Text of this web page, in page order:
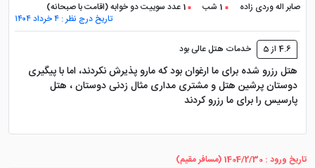
که بیانگر شخصیت های گوناگون مسافران است. اما به طور
کلی در نظرات هتل ارغوان مشهد چنین برداشت می شود که
70 درصد مسافران مقیم در هتل راضی بوده اند.
منوی غذای هتل ارغوان مشهد
منوی غذای هتل ارغوان مشهد به صورت بوفه بوده و شامل
صابر اله وردی زاده
1 شب
1 عدد سوییت دو خوابه (اقامت با صبحانه)
تاریخ درج نظر : ۴ خرداد ۱۴۰۴
4.6 از 5 خدمات هتل عالی بود
هتل رزرو شده برای ما ارغوان بود که مارو پذیرش نکردند، اما با پیگیری
دوستان پرشین هتل و مشتری مداری مثال زدنی دوستان ، هتل
پارسیس را برای ما رزرو کردند
تاریخ ورود : 1404/2/30 (مسافر مقیم)